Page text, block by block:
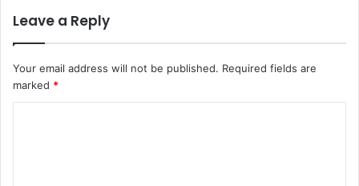
Leave a Reply
Your email address will not be published. Required fields are
marked *